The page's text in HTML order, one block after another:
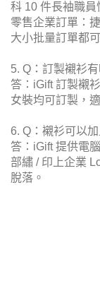
科 10 件長袖職員
零售企業訂單：
大小批量訂單都
5. Q：訂製襯衫
答：iGift 訂製襯
女裝均可訂製，
6. Q：襯衫可以
答：iGift 提供電
部繡 / 印上企業
脫落。